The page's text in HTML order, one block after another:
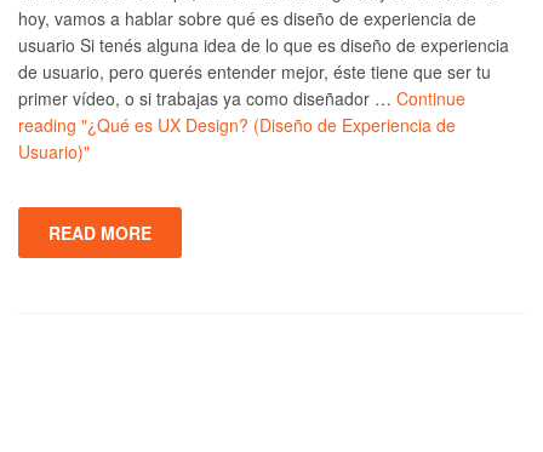
hoy, vamos a hablar sobre qué es diseño de experiencia de
usuario Si tenés alguna idea de lo que es diseño de experiencia
de usuario, pero querés entender mejor, éste tiene que ser tu
primer vídeo, o si trabajas ya como diseñador … Continue
reading "¿Qué es UX Design? (Diseño de Experiencia de
Usuario)"
READ MORE